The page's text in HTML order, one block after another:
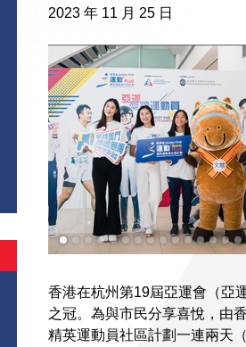
2023 年 11 月 25 日
香港在杭州第19屆亞運會（亞
之冠。為與市民分享喜悅，由
精英運動員社區計劃一連兩天